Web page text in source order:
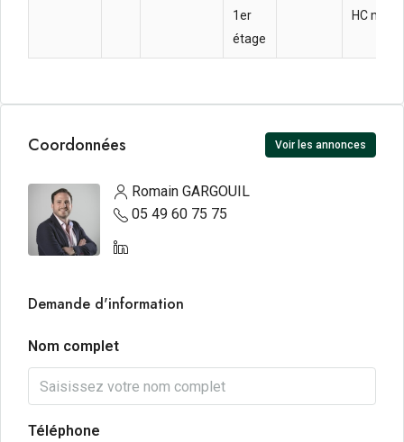
1er
étage
HC m² an
Coordonnées Voir les annonces
Romain GARGOUIL
05 49 60 75 75
Demande d'information
Nom complet
Téléphone